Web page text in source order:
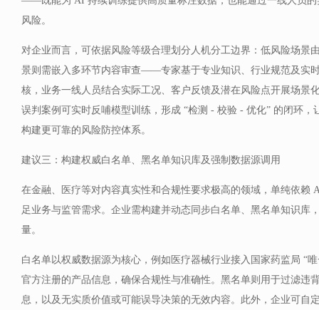
风险。
对企业而言，可依据风险等级合理划分人机分工边界：低风险场景
景则需嵌入多环节内容审查——专家基于专业知识、行业规范及实
核，业务一线人员结合实际工况、客户反馈及潜在风险点开展场景
误判案例可实时反哺模型训练，形成 “检测 - 校验 - 优化” 的闭环，
构建更可靠的风险防控体系。
建议三：构建权威白名单、黑名单知识库及强制数据源调用
在金融、医疗等对内容真实性和合规性要求极高的领域，单纯依赖
足业务与监管需求。企业需构建并动态同步白名单、黑名单知识库
量。
白名单以权威数据源为核心，例如医疗器械行业接入国家药监局 “
官方注册的产品信息，确保合规性与准确性。黑名单则用于过滤违
息，以及无实质价值或可能误导决策的无效内容。此外，企业可自